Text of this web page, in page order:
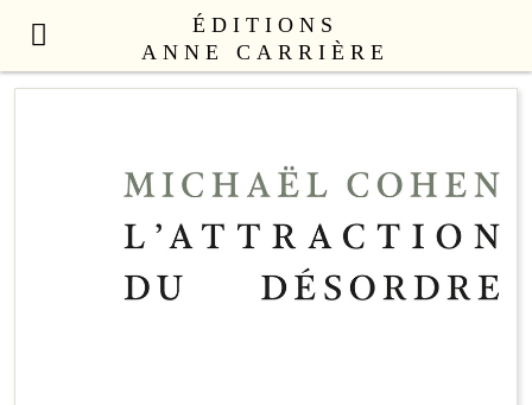
ÉDITIONS
ANNE CARRIÈRE
LITTÉRATURE ÉTRANGÈRE
ANNE CARRIÈRE UNIVERS
SEX APPEAL